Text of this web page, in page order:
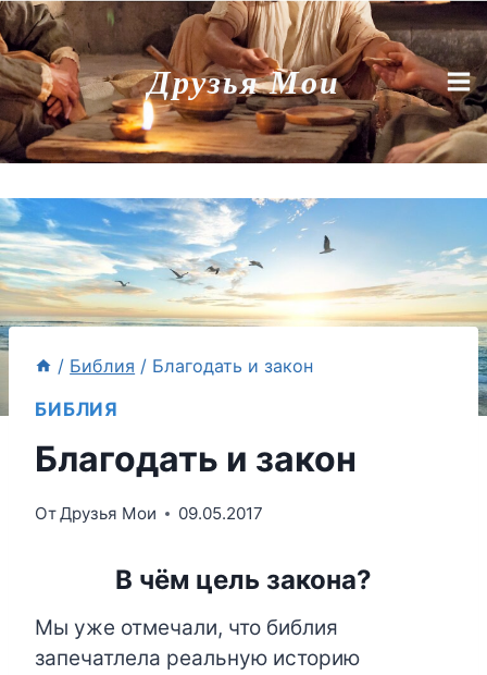
Перейти
к
содержимомуДрузья Мои
/ Библия / Благодать и закон
БИБЛИЯ
Благодать и закон
ОтДрузья Мои 09.05.2017
В чём цель закона?
Мы уже отмечали, что библия
запечатлела реальную историю